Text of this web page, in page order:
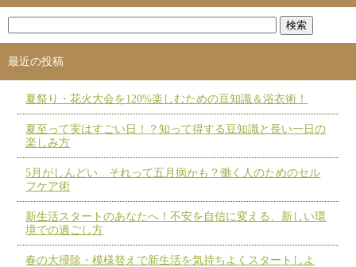
最近の投稿
夏祭り・花火大会を120%楽しむための豆知識＆浴衣術！
夏至って実はすごい日！？知って得する豆知識と長い一日の
楽しみ方
5月がしんどい…それって五月病かも？働く人のためのセル
フケア術
新生活スタートのあなたへ！不安を自信に変える、新しい環
境での過ごし方
春の大掃除・模様替えで新生活を気持ちよくスタートしよ